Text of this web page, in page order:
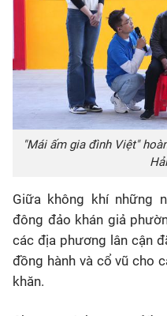
"Mái ấm gia đình Việt"
Giữa không khí những
đông đảo khán giả
các địa phương lân cận
đồng hành và cổ vũ cho
khăn.